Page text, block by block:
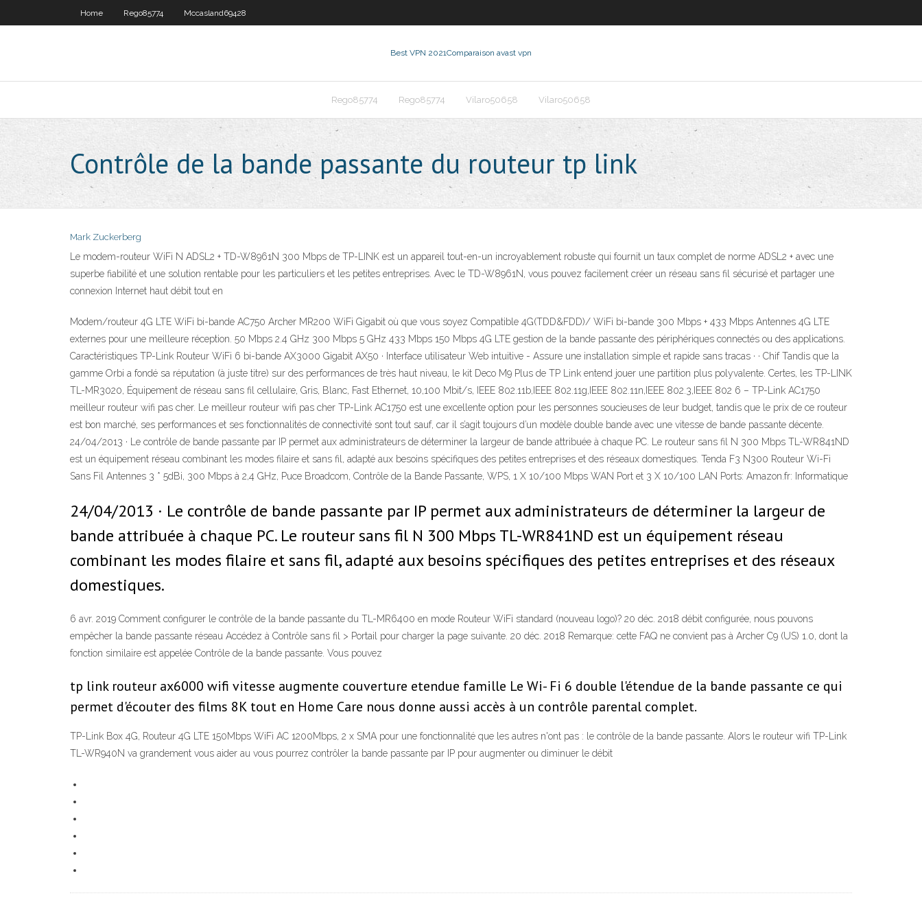
Home Rego85774 Mccasland69428
Best VPN 2021Comparaison avast vpn
Rego85774 Rego85774 Vilaro50658 Vilaro50658
Contrôle de la bande passante du routeur tp link
Mark Zuckerberg
Le modem-routeur WiFi N ADSL2 + TD-W8961N 300 Mbps de TP-LINK est un appareil tout-en-un incroyablement robuste qui fournit un taux complet de norme ADSL2 + avec une
superbe fiabilité et une solution rentable pour les particuliers et les petites entreprises. Avec le TD-W8961N, vous pouvez facilement créer un réseau sans fil sécurisé et partager une
connexion Internet haut débit tout en
Modem/routeur 4G LTE WiFi bi-bande AC750 Archer MR200 WiFi Gigabit où que vous soyez Compatible 4G(TDD&FDD)/ WiFi bi-bande 300 Mbps + 433 Mbps Antennes 4G LTE
externes pour une meilleure réception. 50 Mbps 2.4 GHz 300 Mbps 5 GHz 433 Mbps 150 Mbps 4G LTE gestion de la bande passante des périphériques connectés ou des applications.
Caractéristiques TP-Link Routeur WiFi 6 bi-bande AX3000 Gigabit AX50 · Interface utilisateur Web intuitive - Assure une installation simple et rapide sans tracas · · Chif Tandis que la
gamme Orbi a fondé sa réputation (à juste titre) sur des performances de très haut niveau, le kit Deco M9 Plus de TP Link entend jouer une partition plus polyvalente. Certes, les TP-LINK
TL-MR3020, Équipement de réseau sans fil cellulaire, Gris, Blanc, Fast Ethernet, 10,100 Mbit/s, IEEE 802.11b,IEEE 802.11g,IEEE 802.11n,IEEE 802.3,IEEE 802 6 – TP-Link AC1750
meilleur routeur wifi pas cher. Le meilleur routeur wifi pas cher TP-Link AC1750 est une excellente option pour les personnes soucieuses de leur budget, tandis que le prix de ce routeur
est bon marché, ses performances et ses fonctionnalités de connectivité sont tout sauf, car il s’agit toujours d’un modèle double bande avec une vitesse de bande passante décente.
24/04/2013 · Le contrôle de bande passante par IP permet aux administrateurs de déterminer la largeur de bande attribuée à chaque PC. Le routeur sans fil N 300 Mbps TL-WR841ND
est un équipement réseau combinant les modes filaire et sans fil, adapté aux besoins spécifiques des petites entreprises et des réseaux domestiques. Tenda F3 N300 Routeur Wi-Fi
Sans Fil Antennes 3 * 5dBi, 300 Mbps à 2,4 GHz, Puce Broadcom, Contrôle de la Bande Passante, WPS, 1 X 10/100 Mbps WAN Port et 3 X 10/100 LAN Ports: Amazon.fr: Informatique
24/04/2013 · Le contrôle de bande passante par IP permet aux administrateurs de déterminer la largeur de
bande attribuée à chaque PC. Le routeur sans fil N 300 Mbps TL-WR841ND est un équipement réseau
combinant les modes filaire et sans fil, adapté aux besoins spécifiques des petites entreprises et des réseaux
domestiques.
6 avr. 2019 Comment configurer le contrôle de la bande passante du TL-MR6400 en mode Routeur WiFi standard (nouveau logo)? 20 déc. 2018 débit configurée, nous pouvons
empêcher la bande passante réseau Accédez à Contrôle sans fil > Portail pour charger la page suivante. 20 déc. 2018 Remarque: cette FAQ ne convient pas à Archer C9 (US) 1.0, dont la
fonction similaire est appelée Contrôle de la bande passante. Vous pouvez
tp link routeur ax6000 wifi vitesse augmente couverture etendue famille Le Wi- Fi 6 double l'étendue de la bande passante ce qui
permet d'écouter des films 8K tout en Home Care nous donne aussi accès à un contrôle parental complet.
TP-Link Box 4G, Routeur 4G LTE 150Mbps WiFi AC 1200Mbps, 2 x SMA pour une fonctionnalité que les autres n'ont pas : le contrôle de la bande passante. Alors le routeur wifi TP-Link
TL-WR940N va grandement vous aider au vous pourrez contrôler la bande passante par IP pour augmenter ou diminuer le débit